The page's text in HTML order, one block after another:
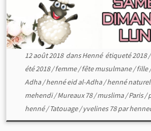
12 août 2018dansHenné étiqueté2018/
été 2018/femme/fête musulmane/fille
Adha/henné eid al-Adha/henné naturel
mehendi/Mureaux 78/muslima/Paris/
henné/Tatouage/yvelines 78par